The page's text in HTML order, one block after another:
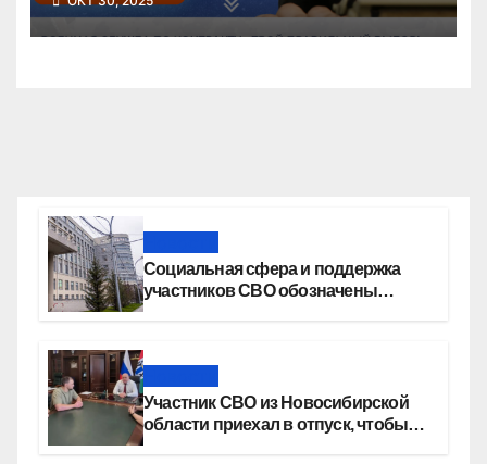
за успехи в спецоперации
Социальная сфера и поддержка
участников СВО обозначены
Участник СВО из Новосибирской
области приехал в отпуск, чтобы